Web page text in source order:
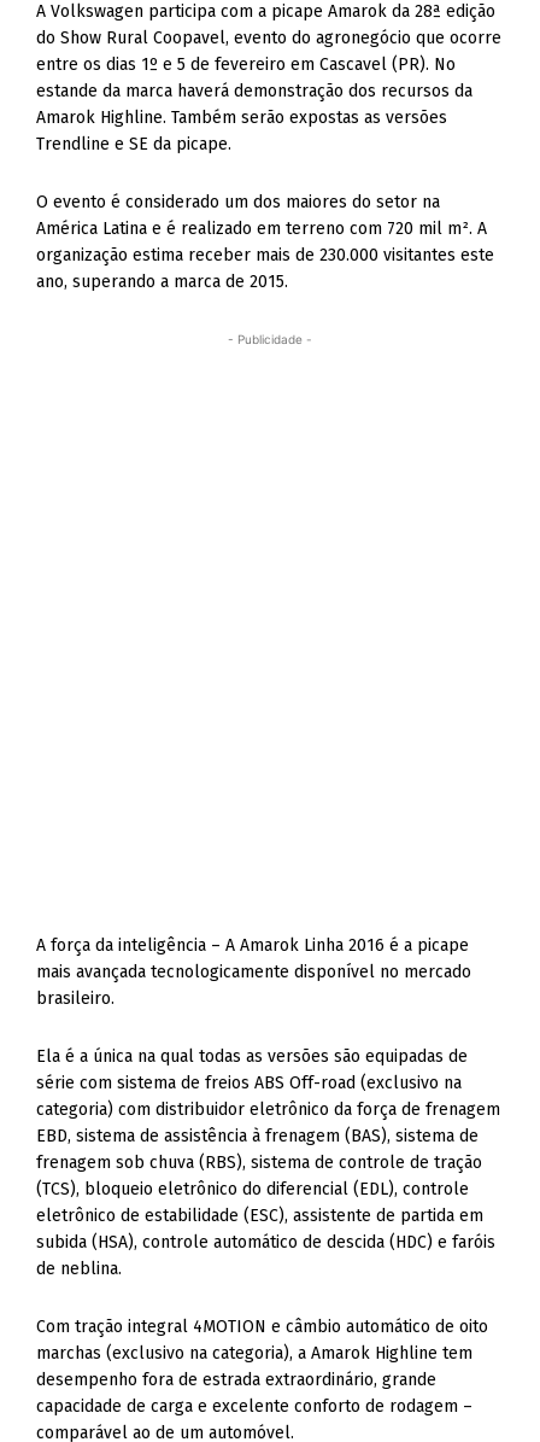
A Volkswagen participa com a picape Amarok da 28ª edição
do Show Rural Coopavel, evento do agronegócio que ocorre
entre os dias 1º e 5 de fevereiro em Cascavel (PR). No
estande da marca haverá demonstração dos recursos da
Amarok Highline. Também serão expostas as versões
Trendline e SE da picape.
O evento é considerado um dos maiores do setor na
América Latina e é realizado em terreno com 720 mil m². A
organização estima receber mais de 230.000 visitantes este
ano, superando a marca de 2015.
- Publicidade -
A força da inteligência – A Amarok Linha 2016 é a picape
mais avançada tecnologicamente disponível no mercado
brasileiro.
Ela é a única na qual todas as versões são equipadas de
série com sistema de freios ABS Off-road (exclusivo na
categoria) com distribuidor eletrônico da força de frenagem
EBD, sistema de assistência à frenagem (BAS), sistema de
frenagem sob chuva (RBS), sistema de controle de tração
(TCS), bloqueio eletrônico do diferencial (EDL), controle
eletrônico de estabilidade (ESC), assistente de partida em
subida (HSA), controle automático de descida (HDC) e faróis
de neblina.
Com tração integral 4MOTION e câmbio automático de oito
marchas (exclusivo na categoria), a Amarok Highline tem
desempenho fora de estrada extraordinário, grande
capacidade de carga e excelente conforto de rodagem –
comparável ao de um automóvel.